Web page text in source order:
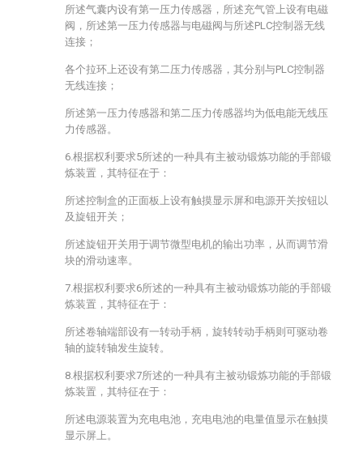
所述气囊内设有第一压力传感器，所述充气管上设有电磁
阀，所述第一压力传感器与电磁阀与所述PLC控制器无线
连接；
各个拉环上还设有第二压力传感器，其分别与PLC控制器
无线连接；
所述第一压力传感器和第二压力传感器均为低电能无线压
力传感器。
6.根据权利要求5所述的一种具有主被动锻炼功能的手部锻
炼装置，其特征在于：
所述控制盒的正面板上设有触摸显示屏和电源开关按钮以
及旋钮开关；
所述旋钮开关用于调节微型电机的输出功率，从而调节滑
块的滑动速率。
7.根据权利要求6所述的一种具有主被动锻炼功能的手部锻
炼装置，其特征在于：
所述卷轴端部设有一转动手柄，旋转转动手柄则可驱动卷
轴的旋转轴发生旋转。
8.根据权利要求7所述的一种具有主被动锻炼功能的手部锻
炼装置，其特征在于：
所述电源装置为充电电池，充电电池的电量值显示在触摸
显示屏上。